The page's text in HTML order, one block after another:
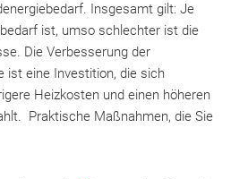
Insgesamt gilt: Je
ist, umso schlechter ist die
Die Verbesserung der
ist eine Investition, die sich
Heizkosten und einen höheren
Praktische Maßnahmen, die Sie